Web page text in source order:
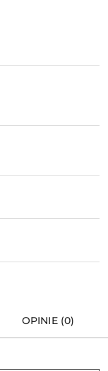
OPINIE (0)